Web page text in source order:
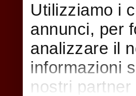
Utilizziamo i
annunci, per
analizzare il
informazioni
nostri